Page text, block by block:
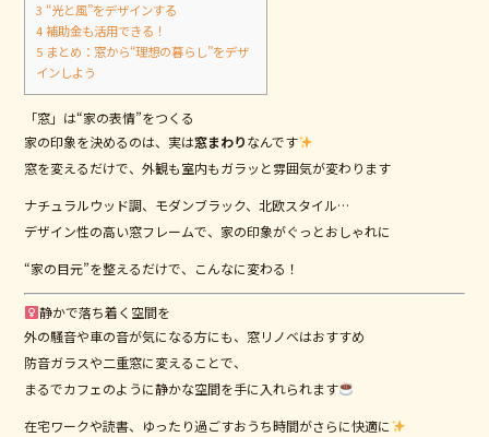
3 “光と風”をデザインする
4補助金も活用できる！
5 まとめ：窓から“理想の暮らし”をデザ
インしよう
「窓」は“家の表情”をつくる
家の印象を決めるのは、実は窓まわりなんです
窓を変えるだけで、外観も室内もガラッと雰囲気が変わります
ナチュラルウッド調、モダンブラック、北欧スタイル…
デザイン性の高い窓フレームで、家の印象がぐっとおしゃれに
“家の目元”を整えるだけで、こんなに変わる！
静かで落ち着く空間を
外の騒音や車の音が気になる方にも、窓リノベはおすすめ
防音ガラスや二重窓に変えることで、
まるでカフェのように静かな空間を手に入れられます
在宅ワークや読書、ゆったり過ごすおうち時間がさらに快適に